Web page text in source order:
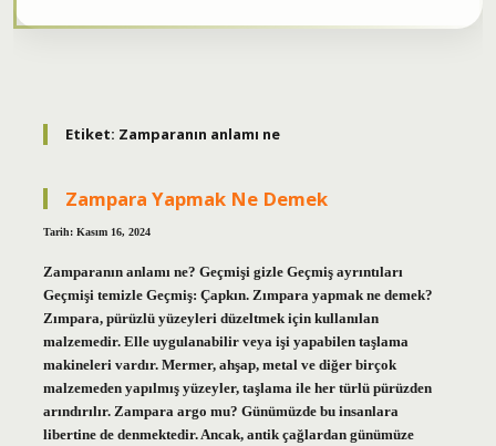
Etiket: Zamparanın anlamı ne
Zampara Yapmak Ne Demek
Tarih: Kasım 16, 2024
Zamparanın anlamı ne? Geçmişi gizle Geçmiş ayrıntıları
Geçmişi temizle Geçmiş: Çapkın. Zımpara yapmak ne demek?
Zımpara, pürüzlü yüzeyleri düzeltmek için kullanılan
malzemedir. Elle uygulanabilir veya işi yapabilen taşlama
makineleri vardır. Mermer, ahşap, metal ve diğer birçok
malzemeden yapılmış yüzeyler, taşlama ile her türlü pürüzden
arındırılır. Zampara argo mu? Günümüzde bu insanlara
libertine de denmektedir. Ancak, antik çağlardan günümüze